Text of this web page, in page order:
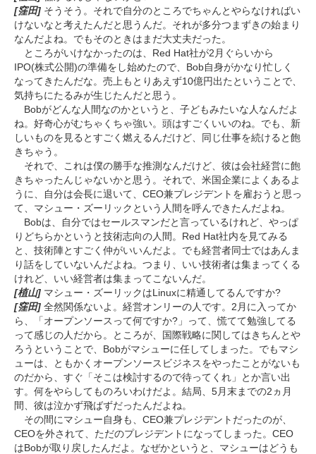
[窪田] そうそう。それで自分のところでちゃんとやらなければい
けないなと考えたんだと思うんだ。それが多分つまずきの始まり
なんだよね。でもそのときはまだ大丈夫だった。
ところがいけなかったのは、Red Hat社が2月ぐらいから
IPO(株式公開)の準備をし始めたので、Bob自身がかなり忙しく
なってきたんだな。売上もとりあえず10億円出たということで、
気持ちにたるみが生じたんだと思う。
Bobがどんな人間なのかというと、子どもみたいな人なんだよ
ね。好奇心がむちゃくちゃ強い。頭はすごくいいのね。でも、新
しいものを見るとすごく燃えるんだけど、同じ仕事を続けると飽
きちゃう。
それで、これは僕の勝手な推測なんだけど、彼は会社経営に飽
きちゃったんじゃないかと思う。それで、米国企業によくあるよ
うに、自分は会長に退いて、CEO兼プレジデントを雇おうと思っ
て、マシュー・ズーリックという人間を呼んできたんだよね。
Bobは、自分ではセールスマンだと言っているけれど、やっぱ
りどちらかというと技術志向の人間。Red Hat社内を見てみる
と、技術陣とすごく仲がいいんだよ。でも経営者同士ではあんま
り話をしていないんだよね。つまり、いい技術者は集まってくる
けれど、いい経営者は集まってこないんだ。
[植山] マシュー・ズーリックはLinuxに精通してるんですか?
[窪田] 全然関係ないよ。経営オンリーの人です。2月に入ってか
ら、「オープンソースって何ですか?」って、慌てて勉強してる
って感じの人だから。ところが、国際戦略に関してはきちんとや
ろうということで、Bobがマシューに任してしまった。でもマシ
ューは、ともかくオープンソースビジネスをやったことがないも
のだから、すぐ「そこは検討するので待ってくれ」とか言い出
す。何をやらしてものろいわけだよ。結局、5月末までの2ヵ月
間、彼は泣かず飛ばずだったんだよね。
その間にマシュー自身も、CEO兼プレジデントだったのが、
CEOを外されて、ただのプレジデントになってしまった。CEO
はBobが取り戻したんだよ。なぜかというと、マシューはどうも